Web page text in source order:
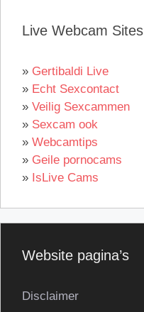
Live Webcam Sites
» Gertibaldi Live
» Echt Sexcontact
» Veilig Sexcammen
» Sexcam ook
» Webcamtips
» Geile pornocams
» IsLive Cams
Website pagina’s
Disclaimer